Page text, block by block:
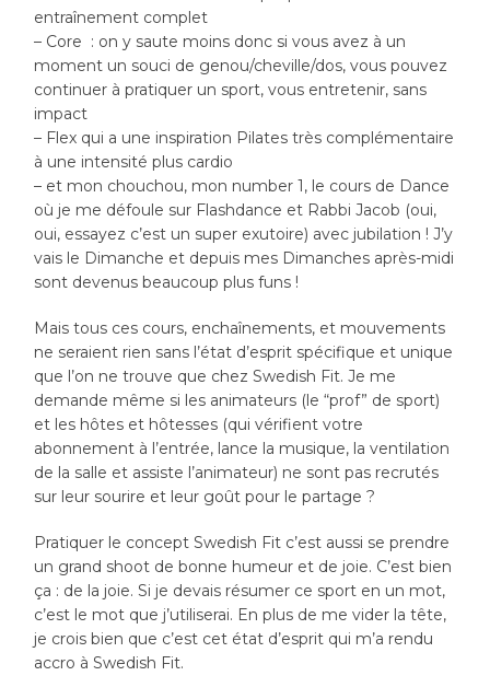
entraînement complet
– Core : on y saute moins donc si vous avez à un
moment un souci de genou/cheville/dos, vous pouvez
continuer à pratiquer un sport, vous entretenir, sans
impact
– Flex qui a une inspiration Pilates très complémentaire
à une intensité plus cardio
– et mon chouchou, mon number 1, le cours de Dance
où je me défoule sur Flashdance et Rabbi Jacob (oui,
oui, essayez c’est un super exutoire) avec jubilation ! J’y
vais le Dimanche et depuis mes Dimanches après-midi
sont devenus beaucoup plus funs !
Mais tous ces cours, enchaînements, et mouvements
ne seraient rien sans l’état d’esprit spécifique et unique
que l’on ne trouve que chez Swedish Fit. Je me
demande même si les animateurs (le “prof” de sport)
et les hôtes et hôtesses (qui vérifient votre
abonnement à l’entrée, lance la musique, la ventilation
de la salle et assiste l’animateur) ne sont pas recrutés
sur leur sourire et leur goût pour le partage ?
Pratiquer le concept Swedish Fit c’est aussi se prendre
un grand shoot de bonne humeur et de joie. C’est bien
ça : de la joie. Si je devais résumer ce sport en un mot,
c’est le mot que j’utiliserai. En plus de me vider la tête,
je crois bien que c’est cet état d’esprit qui m’a rendu
accro à Swedish Fit.